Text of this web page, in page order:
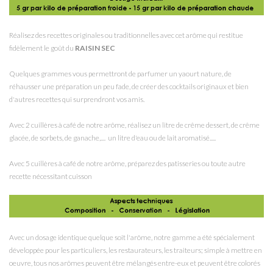
Réalisez des recettes originales ou traditionnelles avec cet arôme qui restitue
fidèlement le goût du RAISIN SEC
Quelques grammes vous permettront de parfumer un yaourt nature, de
réhausser une préparation un peu fade, de créer des cocktails originaux et bien
d'autres recettes qui surprendront vos amis.
Avec 2 cuillères à café de notre arôme, réalisez un litre de crême dessert, de crême
glacée, de sorbets, de ganache,.... un litre d'eau ou de lait aromatisé.....
Avec 5 cuillères à café de notre arôme, préparez des patisseries ou toute autre
recette nécessitant cuisson
Avec un dosage identique quelque soit l'arôme, notre gamme a été spécialement
développée pour les particuliers, les restaurateurs, les traiteurs; simple à mettre en
oeuvre, tous nos arômes peuvent être mélangés entre-eux et peuvent être colorés